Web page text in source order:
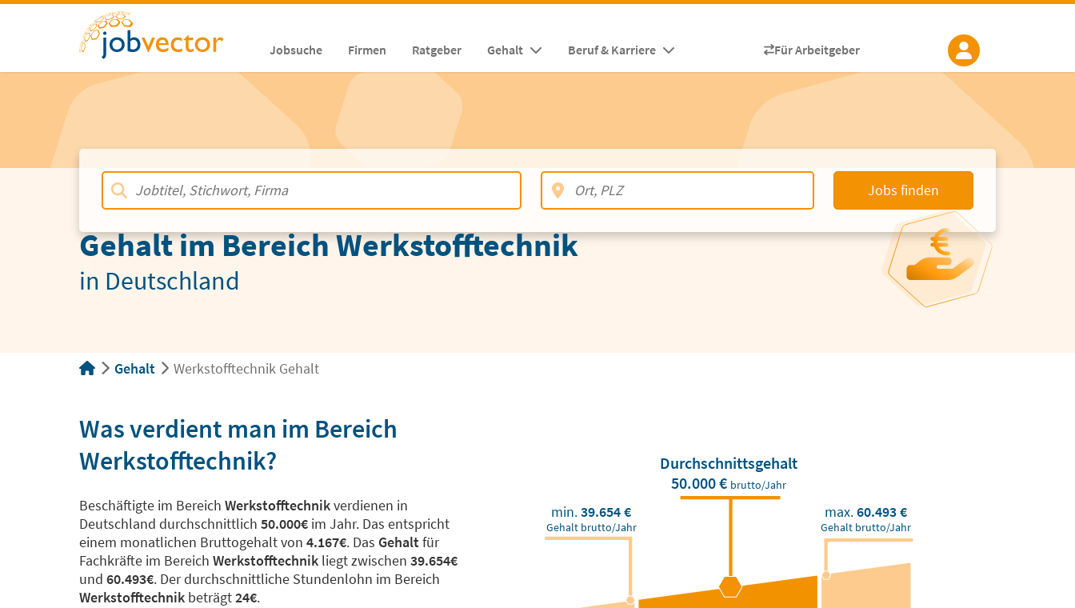
Jobsuche Firmen Ratgeber Gehalt Beruf & Karriere Für Arbeitgeber
Jobs finden
Gehalt im Bereich Werkstofftechnik
in Deutschland
Gehalt Werkstofftechnik Gehalt
Was verdient man im Bereich
Werkstofftechnik?
Beschäftigte im Bereich Werkstofftechnikverdienen in
Deutschland durchschnittlich 50.000€ im Jahr. Das entspricht
einem monatlichen Bruttogehalt von 4.167€. Das Gehaltfür
Fachkräfte im Bereich Werkstofftechnik liegt zwischen 39.654€
und 60.493€. Der durchschnittliche Stundenlohn im Bereich
Werkstofftechnik beträgt24€.
Durchschnittsgehalt
50.000 € brutto/Jahr
min.39.654 €
Gehalt brutto/Jahr
max.60.493 €
Gehalt brutto/Jahr